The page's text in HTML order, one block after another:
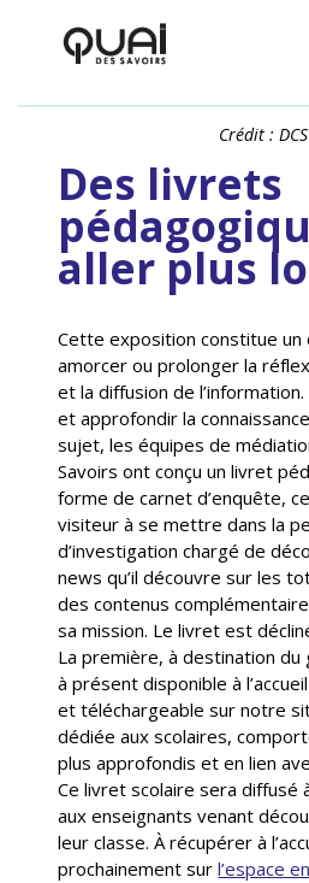
Crédit :
Des livrets
aller plus
Cette exposition constitue un
amorcer ou prolonger la
et la diffusion de
et approfondir la
sujet, les équipes de
Savoirs ont conçu un livret
forme de carnet d’enquête,
visiteur à se mettre dans la
d’investigation chargé de
news qu’il découvre sur les
des contenus
sa mission. Le livret est
La première, à destination du
à présent disponible à
et téléchargeable sur notre
dédiée aux scolaires,
plus approfondis et en lien
Ce livret scolaire sera diffusé
aux enseignants venant
leur classe. À récupérer à
prochainement surl’espace